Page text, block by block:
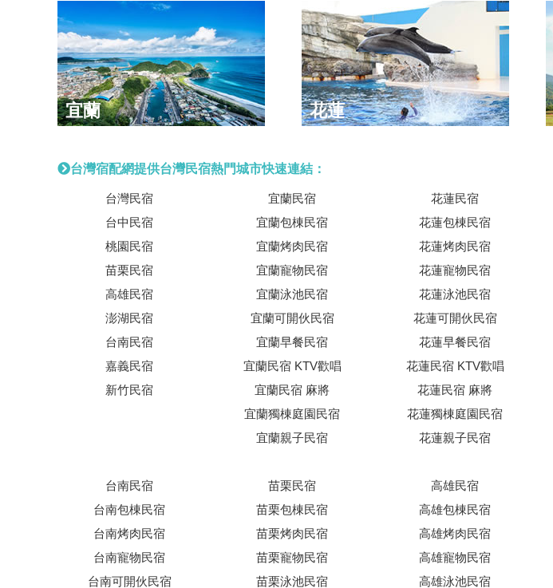
宜蘭 花蓮
台灣宿配網提供台灣民宿熱門城市快速連結：
台灣民宿
台中民宿
桃園民宿
苗栗民宿
高雄民宿
澎湖民宿
台南民宿
嘉義民宿
新竹民宿
宜蘭民宿
宜蘭包棟民宿
宜蘭烤肉民宿
宜蘭寵物民宿
宜蘭泳池民宿
宜蘭可開伙民宿
宜蘭早餐民宿
宜蘭民宿 KTV歡唱
宜蘭民宿 麻將
宜蘭獨棟庭園民宿
宜蘭親子民宿
花蓮民宿
花蓮包棟民宿
花蓮烤肉民宿
花蓮寵物民宿
花蓮泳池民宿
花蓮可開伙民宿
花蓮早餐民宿
花蓮民宿 KTV歡唱
花蓮民宿 麻將
花蓮獨棟庭園民宿
花蓮親子民宿
台南民宿
台南包棟民宿
台南烤肉民宿
台南寵物民宿
台南可開伙民宿
苗栗民宿
苗栗包棟民宿
苗栗烤肉民宿
苗栗寵物民宿
苗栗泳池民宿
高雄民宿
高雄包棟民宿
高雄烤肉民宿
高雄寵物民宿
高雄泳池民宿